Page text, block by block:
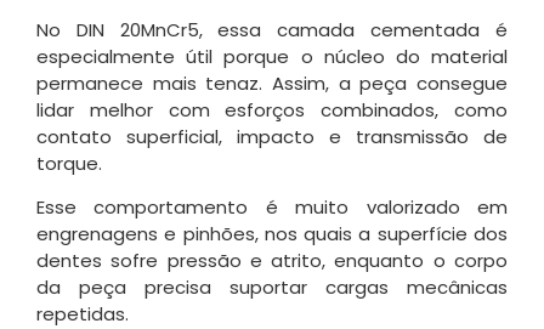
No DIN 20MnCr5, essa camada cementada é
especialmente útil porque o núcleo do material
permanece mais tenaz. Assim, a peça consegue
lidar melhor com esforços combinados, como
contato superficial, impacto e transmissão de
torque.
Esse comportamento é muito valorizado em
engrenagens e pinhões, nos quais a superfície dos
dentes sofre pressão e atrito, enquanto o corpo
da peça precisa suportar cargas mecânicas
repetidas.